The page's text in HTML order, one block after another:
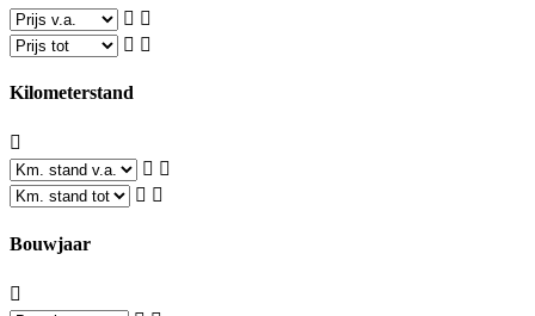
Kilometerstand
Bouwjaar